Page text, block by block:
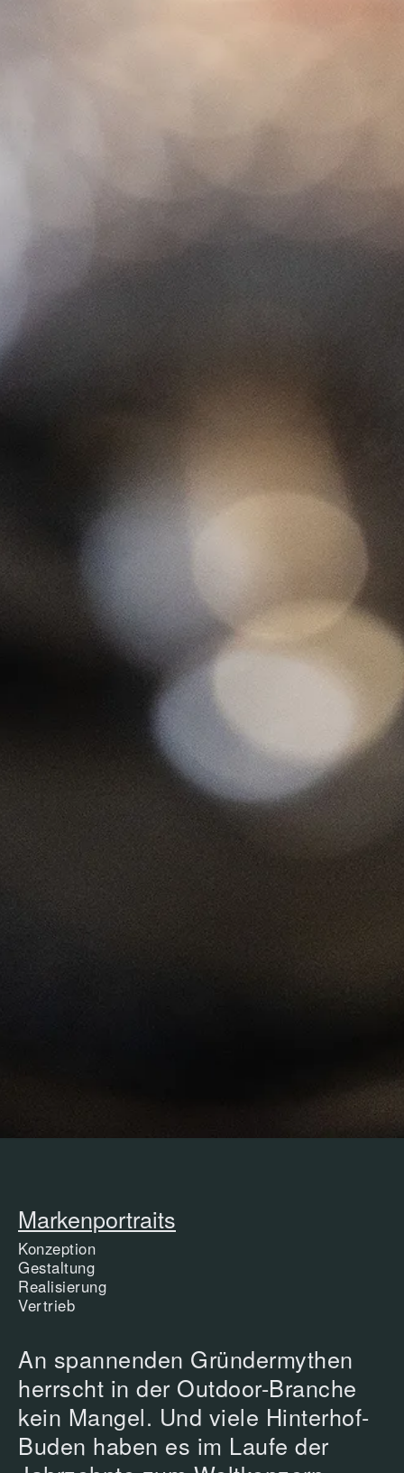
Markenportraits
Konzeption
Gestaltung
Realisierung
Vertrieb
An spannenden Gründermythen
herrscht in der Outdoor-Branche
kein Mangel. Und viele Hinterhof-
Buden haben es im Laufe der